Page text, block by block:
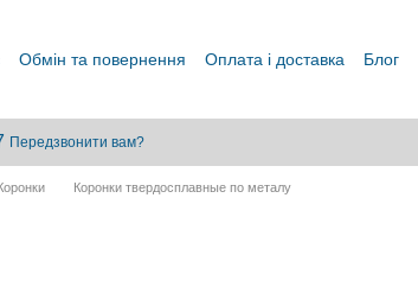
Обмін та повернення Оплата і доставка Блог
Передзвонити вам?
Коронки твердосплавные по металу